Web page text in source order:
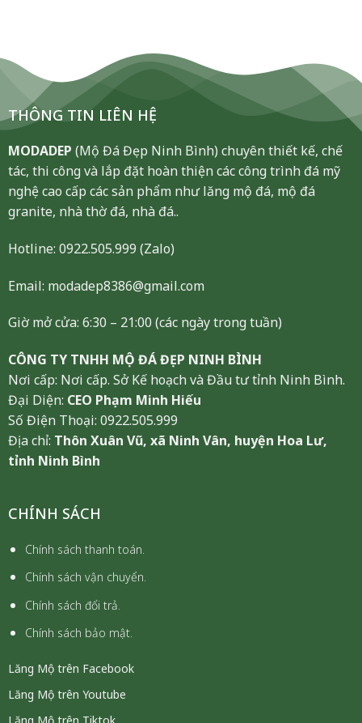
THÔNG TIN LIÊN HỆ
MODADEP (Mộ Đá Đẹp Ninh Bình) chuyên thiết kế, chế
tác, thi công và lắp đặt hoàn thiện các công trình đá mỹ
nghệ cao cấp các sản phẩm như lăng mộ đá, mộ đá
granite, nhà thờ đá, nhà đá..
Hotline: 0922.505.999 (Zalo)
Email: modadep8386@gmail.com
Giờ mở cửa: 6:30 – 21:00 (các ngày trong tuần)
CÔNG TY TNHH MỘ ĐÁ ĐẸP NINH BÌNH
Nơi cấp: Nơi cấp. Sở Kế hoạch và Đầu tư tỉnh Ninh Bình.
Đại Diện: CEO Phạm Minh Hiếu
Số Điện Thoại: 0922.505.999
Địa chỉ: Thôn Xuân Vũ, xã Ninh Vân, huyện Hoa Lư,
tỉnh Ninh Bình
CHÍNH SÁCH
Chính sách thanh toán.
Chính sách vận chuyển.
Chính sách đổi trả.
Chính sách bảo mật.
Lăng Mộ trên Facebook
Lăng Mộ trên Youtube